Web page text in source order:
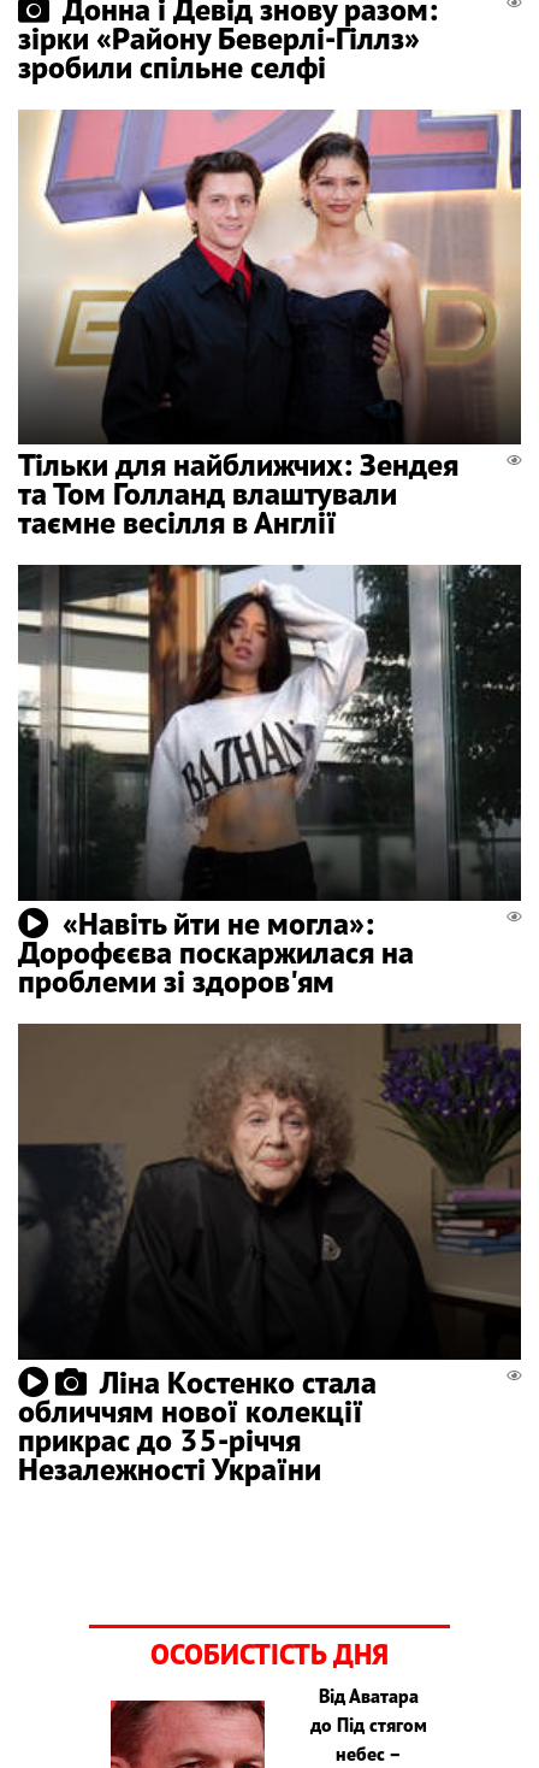
Донна і Девід знову разом:
зірки «Району Беверлі-Гіллз»
зробили спільне селфі
Тільки для найближчих: Зендея
та Том Голланд влаштували
таємне весілля в Англії
«Навіть йти не могла»:
Дорофєєва поскаржилася на
проблеми зі здоров'ям
Ліна Костенко стала
обличчям нової колекції
прикрас до 35-річчя
Незалежності України
ОСОБИСТІСТЬ ДНЯ
Від Аватара
до Під стягом
небес –